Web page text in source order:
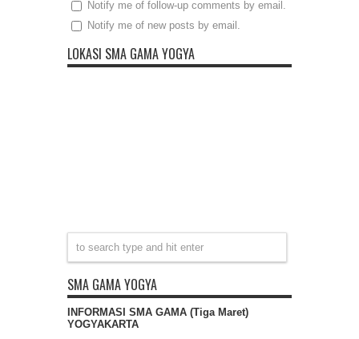
Notify me of follow-up comments by email.
Notify me of new posts by email.
LOKASI SMA GAMA YOGYA
SMA GAMA YOGYA
INFORMASI SMA GAMA (Tiga Maret)
YOGYAKARTA